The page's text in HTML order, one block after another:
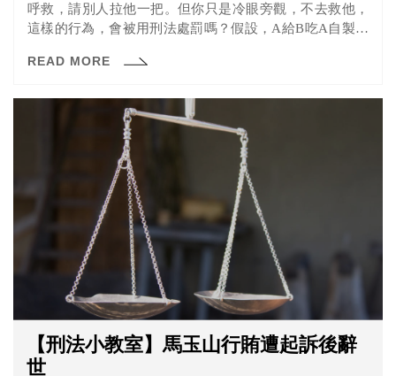
呼救，請別人拉他一把。但你只是冷眼旁觀，不去救他，
這樣的行為，會被用刑法處罰嗎？假設，A給B吃A自製的
卻沒有將B送醫，這樣A需要負刑責嗎？
READ MORE
【刑法小教室】馬玉山行賄遭起訴後辭
世